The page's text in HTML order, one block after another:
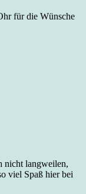
für die Wünsche
nicht langweilen,
viel Spaß hier bei